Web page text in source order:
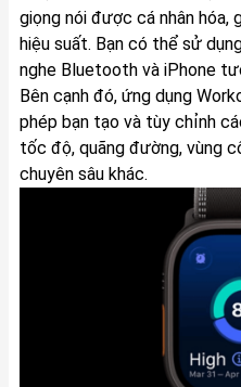
giọng nói được cá nhân hóa,
hiệu suất. Bạn có thể sử
nghe Bluetooth và iPhone
Bên cạnh đó, ứng dụng
phép bạn tạo và tùy chỉnh
tốc độ, quãng đường, vùng
chuyên sâu khác.